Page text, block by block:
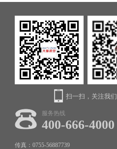
扫一扫，关注我们
服务热线
400-666-4000
传真：0755-56887739